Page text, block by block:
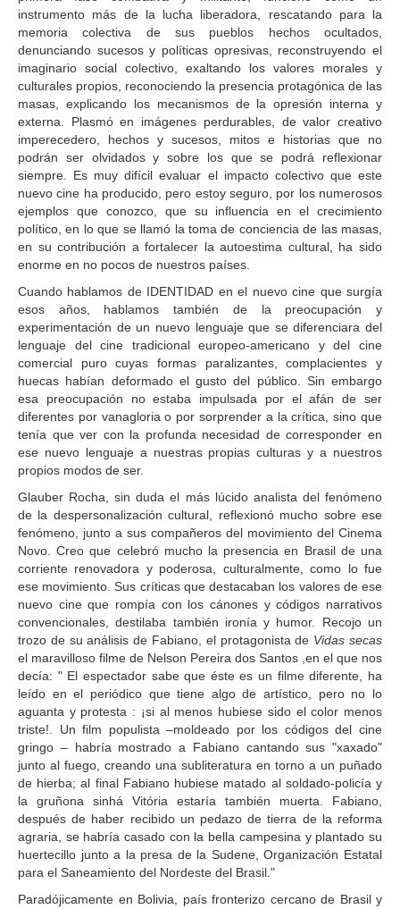
instrumento más de la lucha liberadora, rescatando para la
memoria colectiva de sus pueblos hechos ocultados,
denunciando sucesos y políticas opresivas, reconstruyendo el
imaginario social colectivo, exaltando los valores morales y
culturales propios, reconociendo la presencia protagónica de las
masas, explicando los mecanismos de la opresión interna y
externa. Plasmó en imágenes perdurables, de valor creativo
imperecedero, hechos y sucesos, mitos e historias que no
podrán ser olvidados y sobre los que se podrá reflexionar
siempre. Es muy difícil evaluar el impacto colectivo que este
nuevo cine ha producido, pero estoy seguro, por los numerosos
ejemplos que conozco, que su influencia en el crecimiento
político, en lo que se llamó la toma de conciencia de las masas,
en su contribución a fortalecer la autoestima cultural, ha sido
enorme en no pocos de nuestros países.
Cuando hablamos de IDENTIDAD en el nuevo cine que surgía
esos años, hablamos también de la preocupación y
experimentación de un nuevo lenguaje que se diferenciara del
lenguaje del cine tradicional europeo-americano y del cine
comercial puro cuyas formas paralizantes, complacientes y
huecas habían deformado el gusto del público. Sin embargo
esa preocupación no estaba impulsada por el afán de ser
diferentes por vanagloria o por sorprender a la crítica, sino que
tenía que ver con la profunda necesidad de corresponder en
ese nuevo lenguaje a nuestras propias culturas y a nuestros
propios modos de ser.
Glauber Rocha, sin duda el más lúcido analista del fenómeno
de la despersonalización cultural, reflexionó mucho sobre ese
fenómeno, junto a sus compañeros del movimiento del Cinema
Novo. Creo que celebró mucho la presencia en Brasil de una
corriente renovadora y poderosa, culturalmente, como lo fue
ese movimiento. Sus críticas que destacaban los valores de ese
nuevo cine que rompía con los cánones y códigos narrativos
convencionales, destilaba también ironía y humor. Recojo un
trozo de su análisis de Fabiano, el protagonista de Vidas secas
el maravilloso filme de Nelson Pereira dos Santos ,en el que nos
decía: " El espectador sabe que éste es un filme diferente, ha
leído en el periódico que tiene algo de artístico, pero no lo
aguanta y protesta : ¡si al menos hubiese sido el color menos
triste!. Un film populista –moldeado por los códigos del cine
gringo – habría mostrado a Fabiano cantando sus "xaxado"
junto al fuego, creando una subliteratura en torno a un puñado
de hierba; al final Fabiano hubiese matado al soldado-policía y
la gruñona sinhá Vitória estaría también muerta. Fabiano,
después de haber recibido un pedazo de tierra de la reforma
agraria, se habría casado con la bella campesina y plantado su
huertecillo junto a la presa de la Sudene, Organización Estatal
para el Saneamiento del Nordeste del Brasil."
Paradójicamente en Bolivia, país fronterizo cercano de Brasil y